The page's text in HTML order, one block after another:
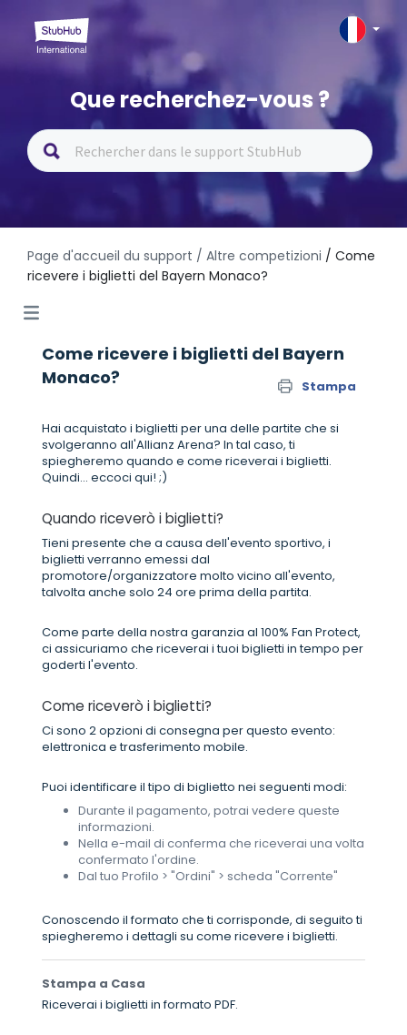
Que recherchez-vous ?
Page d'accueil du support / Altre competizioni / Come
ricevere i biglietti del Bayern Monaco?
Come ricevere i biglietti del Bayern
Monaco?
Stampa
Hai acquistato i biglietti per una delle partite che si
svolgeranno all'Allianz Arena? In tal caso, ti
spiegheremo quando e come riceverai i biglietti.
Quindi... eccoci qui! ;)
Quando riceverò i biglietti?
Tieni presente che a causa dell'evento sportivo, i
biglietti verranno emessi dal
promotore/organizzatore molto vicino all'evento,
talvolta anche solo 24 ore prima della partita.
Come parte della nostra garanzia al 100% Fan Protect,
ci assicuriamo che riceverai i tuoi biglietti in tempo per
goderti l'evento.
Come riceverò i biglietti?
Ci sono 2 opzioni di consegna per questo evento:
elettronica e trasferimento mobile.
Puoi identificare il tipo di biglietto nei seguenti modi:
Durante il pagamento, potrai vedere queste
informazioni.
Nella e-mail di conferma che riceverai una volta
confermato l'ordine.
Dal tuo Profilo > "Ordini" > scheda "Corrente"
Conoscendo il formato che ti corrisponde, di seguito ti
spiegheremo i dettagli su come ricevere i biglietti.
Stampa a Casa
Riceverai i biglietti in formato PDF.